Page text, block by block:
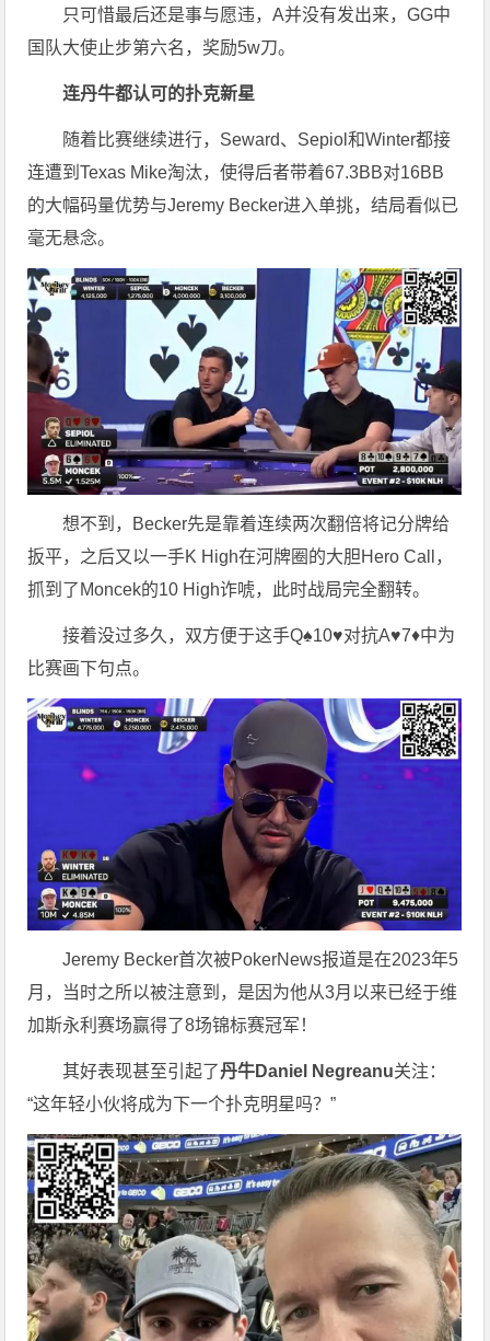
只可惜最后还是事与愿违，A并没有发出来，GG中
国队大使止步第六名，奖励5w刀。
连丹牛都认可的扑克新星
随着比赛继续进行，Seward、Sepiol和Winter都接
连遭到Texas Mike淘汰，使得后者带着67.3BB对16BB
的大幅码量优势与Jeremy Becker进入单挑，结局看似已
毫无悬念。
想不到，Becker先是靠着连续两次翻倍将记分牌给
扳平，之后又以一手K High在河牌圈的大胆Hero Call，
抓到了Moncek的10 High诈唬，此时战局完全翻转。
接着没过多久，双方便于这手Q♠10♥对抗A♥7♦中为
比赛画下句点。
Jeremy Becker首次被PokerNews报道是在2023年5
月，当时之所以被注意到，是因为他从3月以来已经于维
加斯永利赛场赢得了8场锦标赛冠军！
其好表现甚至引起了丹牛Daniel Negreanu关注：
“这年轻小伙将成为下一个扑克明星吗？”